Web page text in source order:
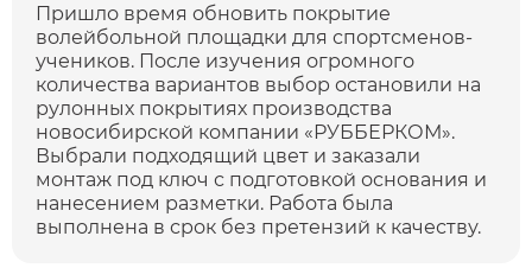
Пришло время обновить покрытие
волейбольной площадки для спортсменов-
учеников. После изучения огромного
количества вариантов выбор остановили на
рулонных покрытиях производства
новосибирской компании «РУББЕРКОМ».
Выбрали подходящий цвет и заказали
монтаж под ключ с подготовкой основания и
нанесением разметки. Работа была
выполнена в срок без претензий к качеству.